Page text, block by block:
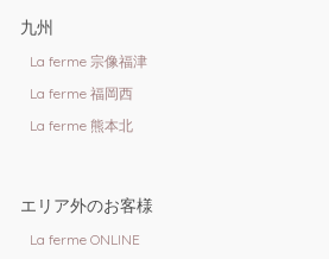
九州
La ferme 宗像福津
La ferme 福岡西
La ferme 熊本北
エリア外のお客様
La ferme ONLINE